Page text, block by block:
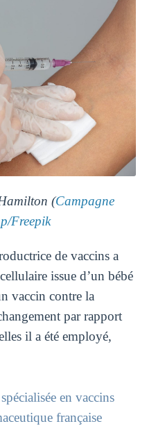
(Campagne
Freepik
de vaccins a
issue d’un bébé
vaccin contre la
par rapport
il a été employé,
en vaccins
française